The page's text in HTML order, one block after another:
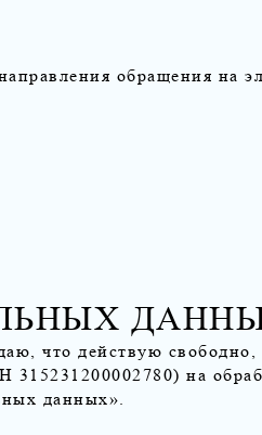
обращения на
что действую
на
данных».